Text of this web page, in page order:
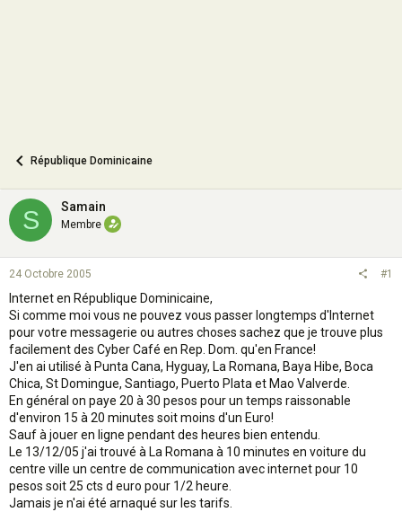
République Dominicaine
S Samain
Membre
24 Octobre 2005 #1
Internet en République Dominicaine,
Si comme moi vous ne pouvez vous passer longtemps d'Internet
pour votre messagerie ou autres choses sachez que je trouve plus
facilement des Cyber Café en Rep. Dom. qu'en France!
J'en ai utilisé à Punta Cana, Hyguay, La Romana, Baya Hibe, Boca
Chica, St Domingue, Santiago, Puerto Plata et Mao Valverde.
En général on paye 20 à 30 pesos pour un temps raissonable
d'environ 15 à 20 minutes soit moins d'un Euro!
Sauf à jouer en ligne pendant des heures bien entendu.
Le 13/12/05 j'ai trouvé à La Romana à 10 minutes en voiture du
centre ville un centre de communication avec internet pour 10
pesos soit 25 cts d euro pour 1/2 heure.
Jamais je n'ai été arnaqué sur les tarifs.